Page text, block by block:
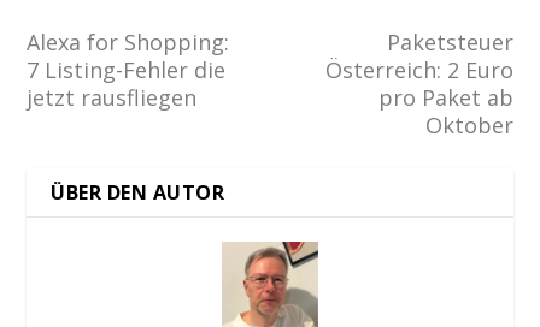
Alexa for Shopping:
7 Listing-Fehler die
jetzt rausfliegen
Paketsteuer
Österreich: 2 Euro
pro Paket ab
Oktober
ÜBER DEN AUTOR